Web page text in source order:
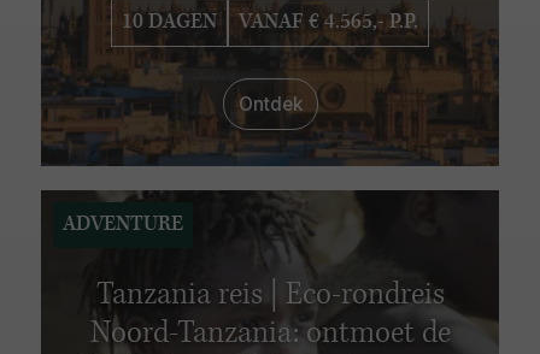
10 DAGEN VANAF € 4.565,- P.P.
Ontdek
Tanzania reis | Eco-rondreis
Noord-Tanzania: ontmoet de
ADVENTURE